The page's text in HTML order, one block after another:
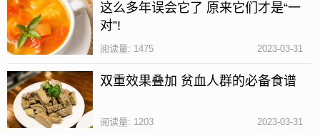
阿胶的主要作用有补血养血、养颜美容抗衰老，同时
燕窝有清心明目、润肺养胃、滋养肝肾、养颜美容、
提高身体免疫力的作用。
这么多年误会它了 原来它们才是“一
对”!
2023-03-31
阅读量: 1475
双重效果叠加 贫血人群的必备食谱
2023-03-31
阅读量: 1203